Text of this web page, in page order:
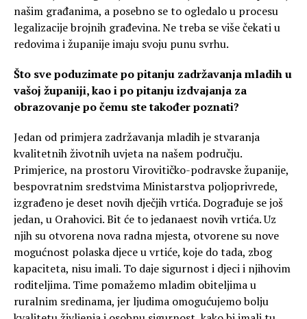
našim građanima, a posebno se to ogledalo u procesu
legalizacije brojnih građevina. Ne treba se više čekati u
redovima i županije imaju svoju punu svrhu.
Što sve poduzimate po pitanju zadržavanja mladih u
vašoj županiji, kao i po pitanju izdvajanja za
obrazovanje po čemu ste također poznati?
Jedan od primjera zadržavanja mladih je stvaranja
kvalitetnih životnih uvjeta na našem području.
Primjerice, na prostoru Virovitičko-podravske županije,
bespovratnim sredstvima Ministarstva poljoprivrede,
izgrađeno je deset novih dječjih vrtića. Dograđuje se još
jedan, u Orahovici. Bit će to jedanaest novih vrtića. Uz
njih su otvorena nova radna mjesta, otvorene su nove
mogućnost polaska djece u vrtiće, koje do tada, zbog
kapaciteta, nisu imali. To daje sigurnost i djeci i njihovim
roditeljima. Time pomažemo mladim obiteljima u
ruralnim sredinama, jer ljudima omogućujemo bolju